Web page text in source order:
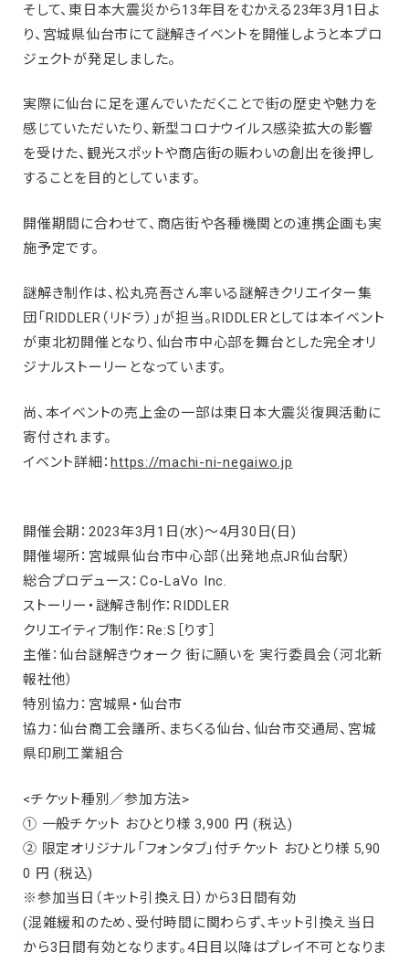
そして、東日本大震災から13年目をむかえる23年3月1日よ
り、宮城県仙台市にて謎解きイベントを開催しようと本プロ
ジェクトが発足しました。
実際に仙台に足を運んでいただくことで街の歴史や魅⼒を
感じていただいたり、新型コロナウイルス感染拡大の影響
を受けた、観光スポットや商店街の賑わいの創出を後押し
することを目的としています。
開催期間に合わせて、商店街や各種機関との連携企画も実
施予定です。
謎解き制作は、松丸亮吾さん率いる謎解きクリエイター集
団「RIDDLER（リドラ）」が担当。RIDDLERとしては本イベント
が東北初開催となり、仙台市中⼼部を舞台とした完全オリ
ジナルストーリーとなっています。
尚、本イベントの売上⾦の⼀部は東日本大震災復興活動に
寄付されます。
イベント詳細：https://machi-ni-negaiwo.jp
開催会期：2023年3月1日(水)～4月30日(日)
開催場所：宮城県仙台市中⼼部（出発地点JR仙台駅）
総合プロデュース：Co-LaVo Inc.
ストーリー・謎解き制作：RIDDLER
クリエイティブ制作：Re:S［りす］
主催：仙台謎解きウォーク 街に願いを 実行委員会（河北新
報社他）
特別協力：宮城県・仙台市
協力：仙台商工会議所、まちくる仙台、仙台市交通局、宮城
県印刷工業組合
<チケット種別／参加方法>
① ⼀般チケット おひとり様 3,900 円 (税込)
② 限定オリジナル「フォンタブ」付チケット おひとり様 5,90
0 円 (税込)
※参加当日（キット引換え日）から3日間有効
(混雑緩和のため、受付時間に関わらず、キット引換え当日
から3日間有効となります。4日目以降はプレイ不可となりま